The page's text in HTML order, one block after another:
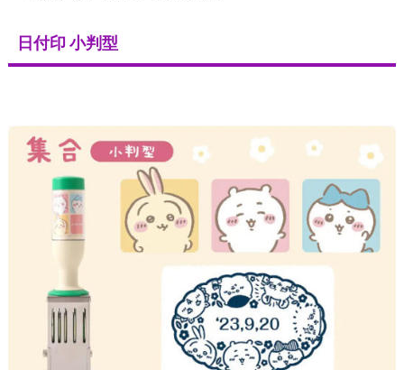
日付印 小判型